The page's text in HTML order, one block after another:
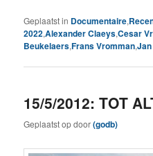
Geplaatst in Documentaire,
2022,Alexander Claeys,Cesar
Beukelaers,Frans Vromman,
15/5/2012: TOT
Geplaatst opdoor(godb)